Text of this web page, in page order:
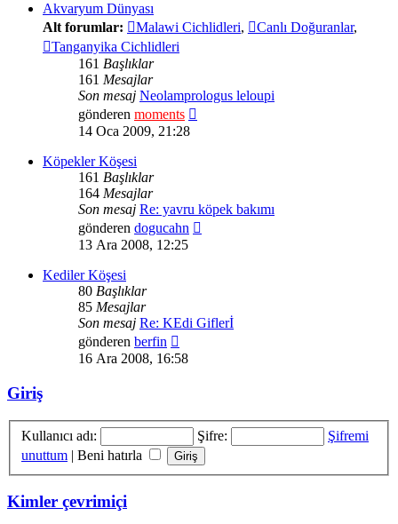
Akvaryum Dünyası
Alt forumlar:
Malawi Cichlidleri, Canlı Doğuranlar,
Tanganyika Cichlidleri
161 Başlıklar
161 Mesajlar
Son mesaj Neolamprologus leloupi
gönderen moments
14 Oca 2009, 21:28
Köpekler Köşesi
161 Başlıklar
164 Mesajlar
Son mesaj Re: yavru köpek bakımı
gönderen dogucahn
13 Ara 2008, 12:25
Kediler Köşesi
80 Başlıklar
85 Mesajlar
Son mesaj Re: KEdi Giflerİ
gönderen berfin
mesajı
16 Ara 2008, 16:58
Giriş
Kullanıcı adı: Şifre:
Şifremi
unuttum | Beni hatırla
Kimler çevrimiçi